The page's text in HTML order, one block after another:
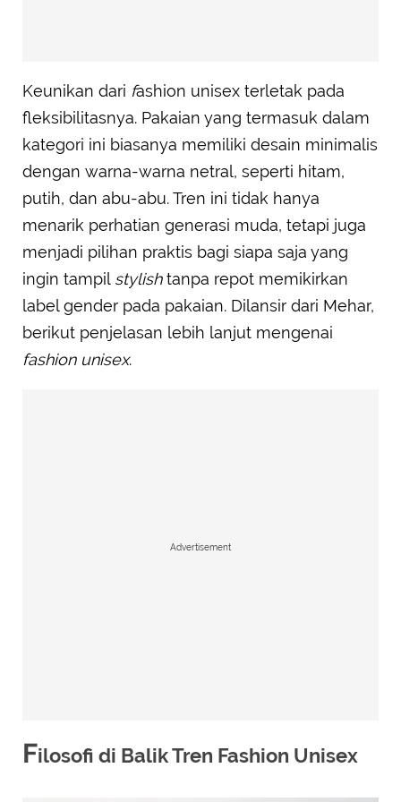
Keunikan dari fashion unisex terletak pada
fleksibilitasnya. Pakaian yang termasuk dalam
kategori ini biasanya memiliki desain minimalis
dengan warna-warna netral, seperti hitam,
putih, dan abu-abu. Tren ini tidak hanya
menarik perhatian generasi muda, tetapi juga
menjadi pilihan praktis bagi siapa saja yang
ingin tampil stylishtanpa repot memikirkan
label gender pada pakaian. Dilansir dari Mehar,
berikut penjelasan lebih lanjut mengenai
fashion unisex.
Advertisement
Filosofi di Balik Tren Fashion Unisex